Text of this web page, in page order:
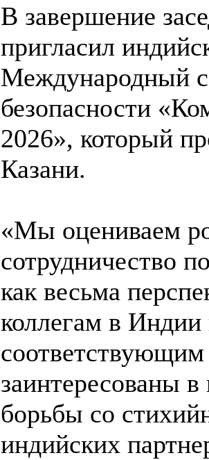
В завершение
пригласил
Международный
безопасности
2026», который
Казани.
«Мы оцениваем
сотрудничество
как весьма
коллегам в
заинтересованы
борьбы со
индийских